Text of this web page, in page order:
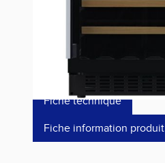
1 329,00 €
24,24 €
Fiche technique
Fiche information produit